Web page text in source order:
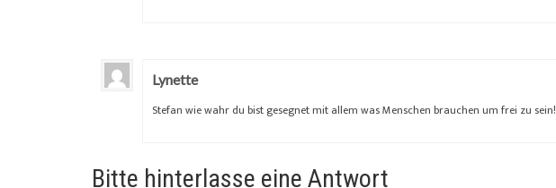
Lynette
Stefan wie wahr du bist gesegnet mit allem was Menschen brauchen um frei zu sein!
Bitte hinterlasse eine Antwort